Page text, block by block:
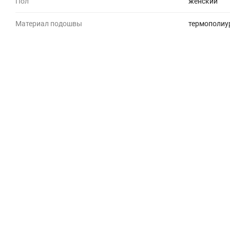
Материал подошвы